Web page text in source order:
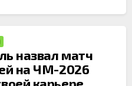
назвал матч
на ЧМ-2026